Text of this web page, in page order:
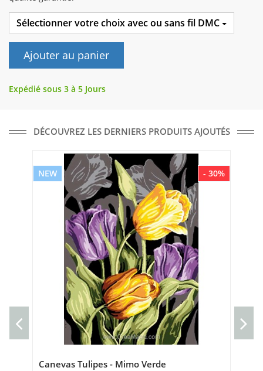
Sélectionner votre choix avec ou sans fil DMC
Ajouter au panier
Expédié sous 3 à 5 Jours
DÉCOUVREZ LES DERNIERS PRODUITS AJOUTÉS
- 30%
NEW
Canevas Tulipes - Mimo Verde